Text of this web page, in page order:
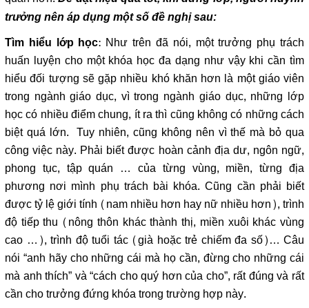
trưởng nên áp dụng một số đề nghị sau:
Tìm hiểu lớp học: Như trên đã nói, một trưởng phụ trách
huấn luyện cho một khóa học đa dạng như vậy khi cần tìm
hiểu đối tượng sẽ gặp nhiều khó khăn hơn là một giáo viên
trong ngành giáo dục, vì trong ngành giáo dục, những lớp
học có nhiều điểm chung, ít ra thì cũng không có những cách
biệt quá lớn. Tuy nhiên, cũng không nên vì thế mà bỏ qua
công việc này. Phải biết được hoàn cảnh địa dư, ngôn ngữ,
phong tục, tập quán … của từng vùng, miền, từng địa
phương nơi mình phụ trách bài khóa. Cũng cần phải biết
được tỷ lệ giới tính (nam nhiều hơn hay nữ nhiều hơn), trình
độ tiếp thu (nông thôn khác thành thị, miền xuôi khác vùng
cao …), trình độ tuổi tác (già hoặc trẻ chiếm đa số)… Câu
nói “anh hãy cho những cái mà họ cần, đừng cho những cái
mà anh thích” và “cách cho quý hơn của cho”, rất đúng và rất
cần cho trưởng đứng khóa trong trường hợp này.